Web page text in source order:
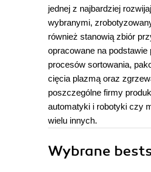
jednej z najbardziej
wybranymi,
również stanowią zbiór
opracowane na
procesów sortowania,
cięcia plazmą oraz
poszczególne firmy
automatyki i robotyki czy
wielu innych.
Wybrane